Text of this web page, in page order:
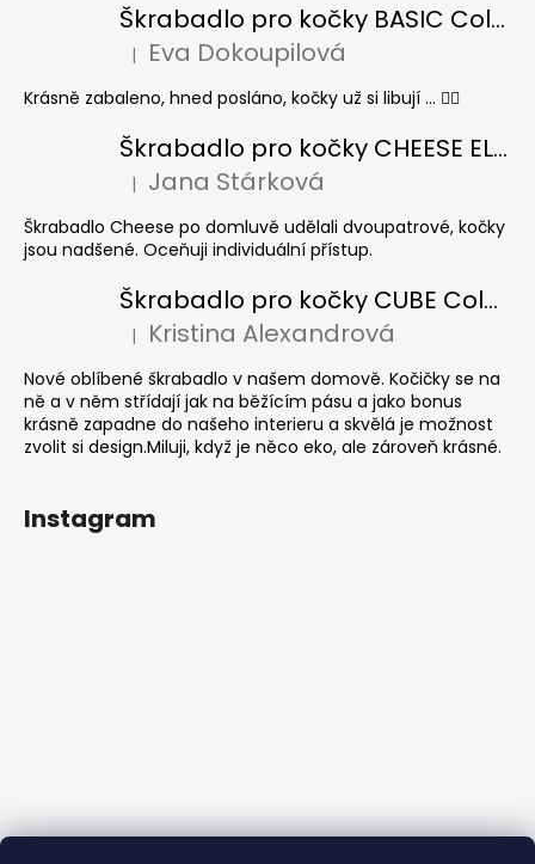
Škrabadlo pro kočky BASIC Colour
Hodnocení produktu je 5 z 5 hvězdiček.
| Eva Dokoupilová
Krásně zabaleno, hned posláno, kočky už si libují ... 👍🏻
Škrabadlo pro kočky CHEESE ELIPSE colour
Hodnocení produktu je 5 z 5 hvězdiček.
| Jana Stárková
Škrabadlo Cheese po domluvě udělali dvoupatrové, kočky
jsou nadšené. Oceňuji individuální přístup.
Škrabadlo pro kočky CUBE Colour
Hodnocení produktu je 5 z 5 hvězdiček.
| Kristina Alexandrová
Nové oblíbené škrabadlo v našem domově. Kočičky se na
ně a v něm střídají jak na běžícím pásu a jako bonus
krásně zapadne do našeho interieru a skvělá je možnost
zvolit si design.Miluji, když je něco eko, ale zároveň krásné.
Instagram